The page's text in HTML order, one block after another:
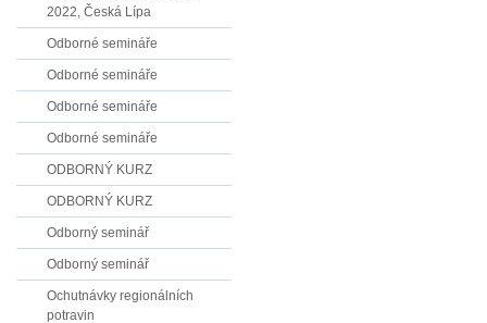
2022, Česká Lípa
Odborné semináře
Odborné semináře
Odborné semináře
Odborné semináře
ODBORNÝ KURZ
ODBORNÝ KURZ
Odborný seminář
Odborný seminář
Ochutnávky regionálních
potravin